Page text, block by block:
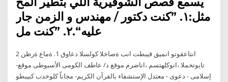
مثل:١. ”كنت دكتور / مهندس و الزمن جار
عليه“.٢. ”كنت مل
2 انتاعقوتو انميق قيبطت انب ةصاخلا كولسلا دعاوق 1. ةماع ةرظن
تايوتحملا ،انوكلهتسم ،اناضرم موقع د/ عاطف الكومى الأسيوطى موقع-
إسلامى - دعوى - معتدل الإستشفاء بالقرآن الكريم- مجاناً كلوخدب كبيبطو